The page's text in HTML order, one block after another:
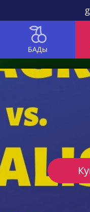
БАДы